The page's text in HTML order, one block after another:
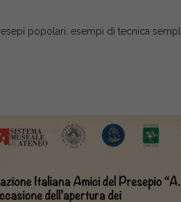
popolari: esempi di tecnica